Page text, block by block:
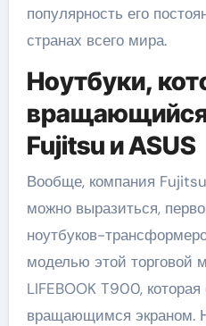
популярность его
странах всего мира.
Ноутбуки,
вращающийся
Fujitsu и ASUS
Вообще, компания
можно выразиться,
ноутбуков-
моделью этой торговой
LIFEBOOK T900,
вращающимся экраном.